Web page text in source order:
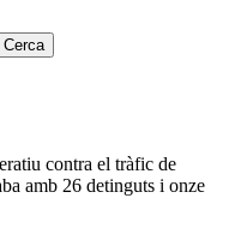
contra el tràfic de
amb 26 detinguts i onze